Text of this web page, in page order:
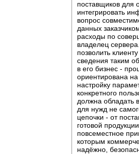
поставщиков для
интегрировать
вопрос
данных
расходы по
владелец
позволить
сведения таким
в его бизнес -
ориентирована
настройку
конкретного
должна обладать
для нужд не
цепочки - от
готовой
повсеместное
которым
надёжно,